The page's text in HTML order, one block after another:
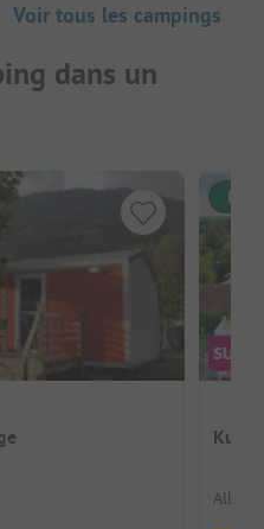
Voir tous les campings
dans un
Kur-